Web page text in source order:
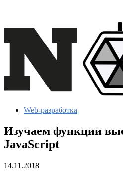
Web-разработка
Изучаем функции
JavaScript
14.11.2018